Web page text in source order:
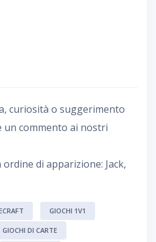
curiosità o suggerimento
un commento ai nostri
di apparizione: Jack,
GIOCHI 1V1
GIOCHI DI CARTE